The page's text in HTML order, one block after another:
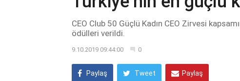
CEO Club 50 Güçlü Kadın CEO Zirvesi
ödülleri verildi.
9.10.2019 09:44:00 0
Paylaş Tweet Paylaş